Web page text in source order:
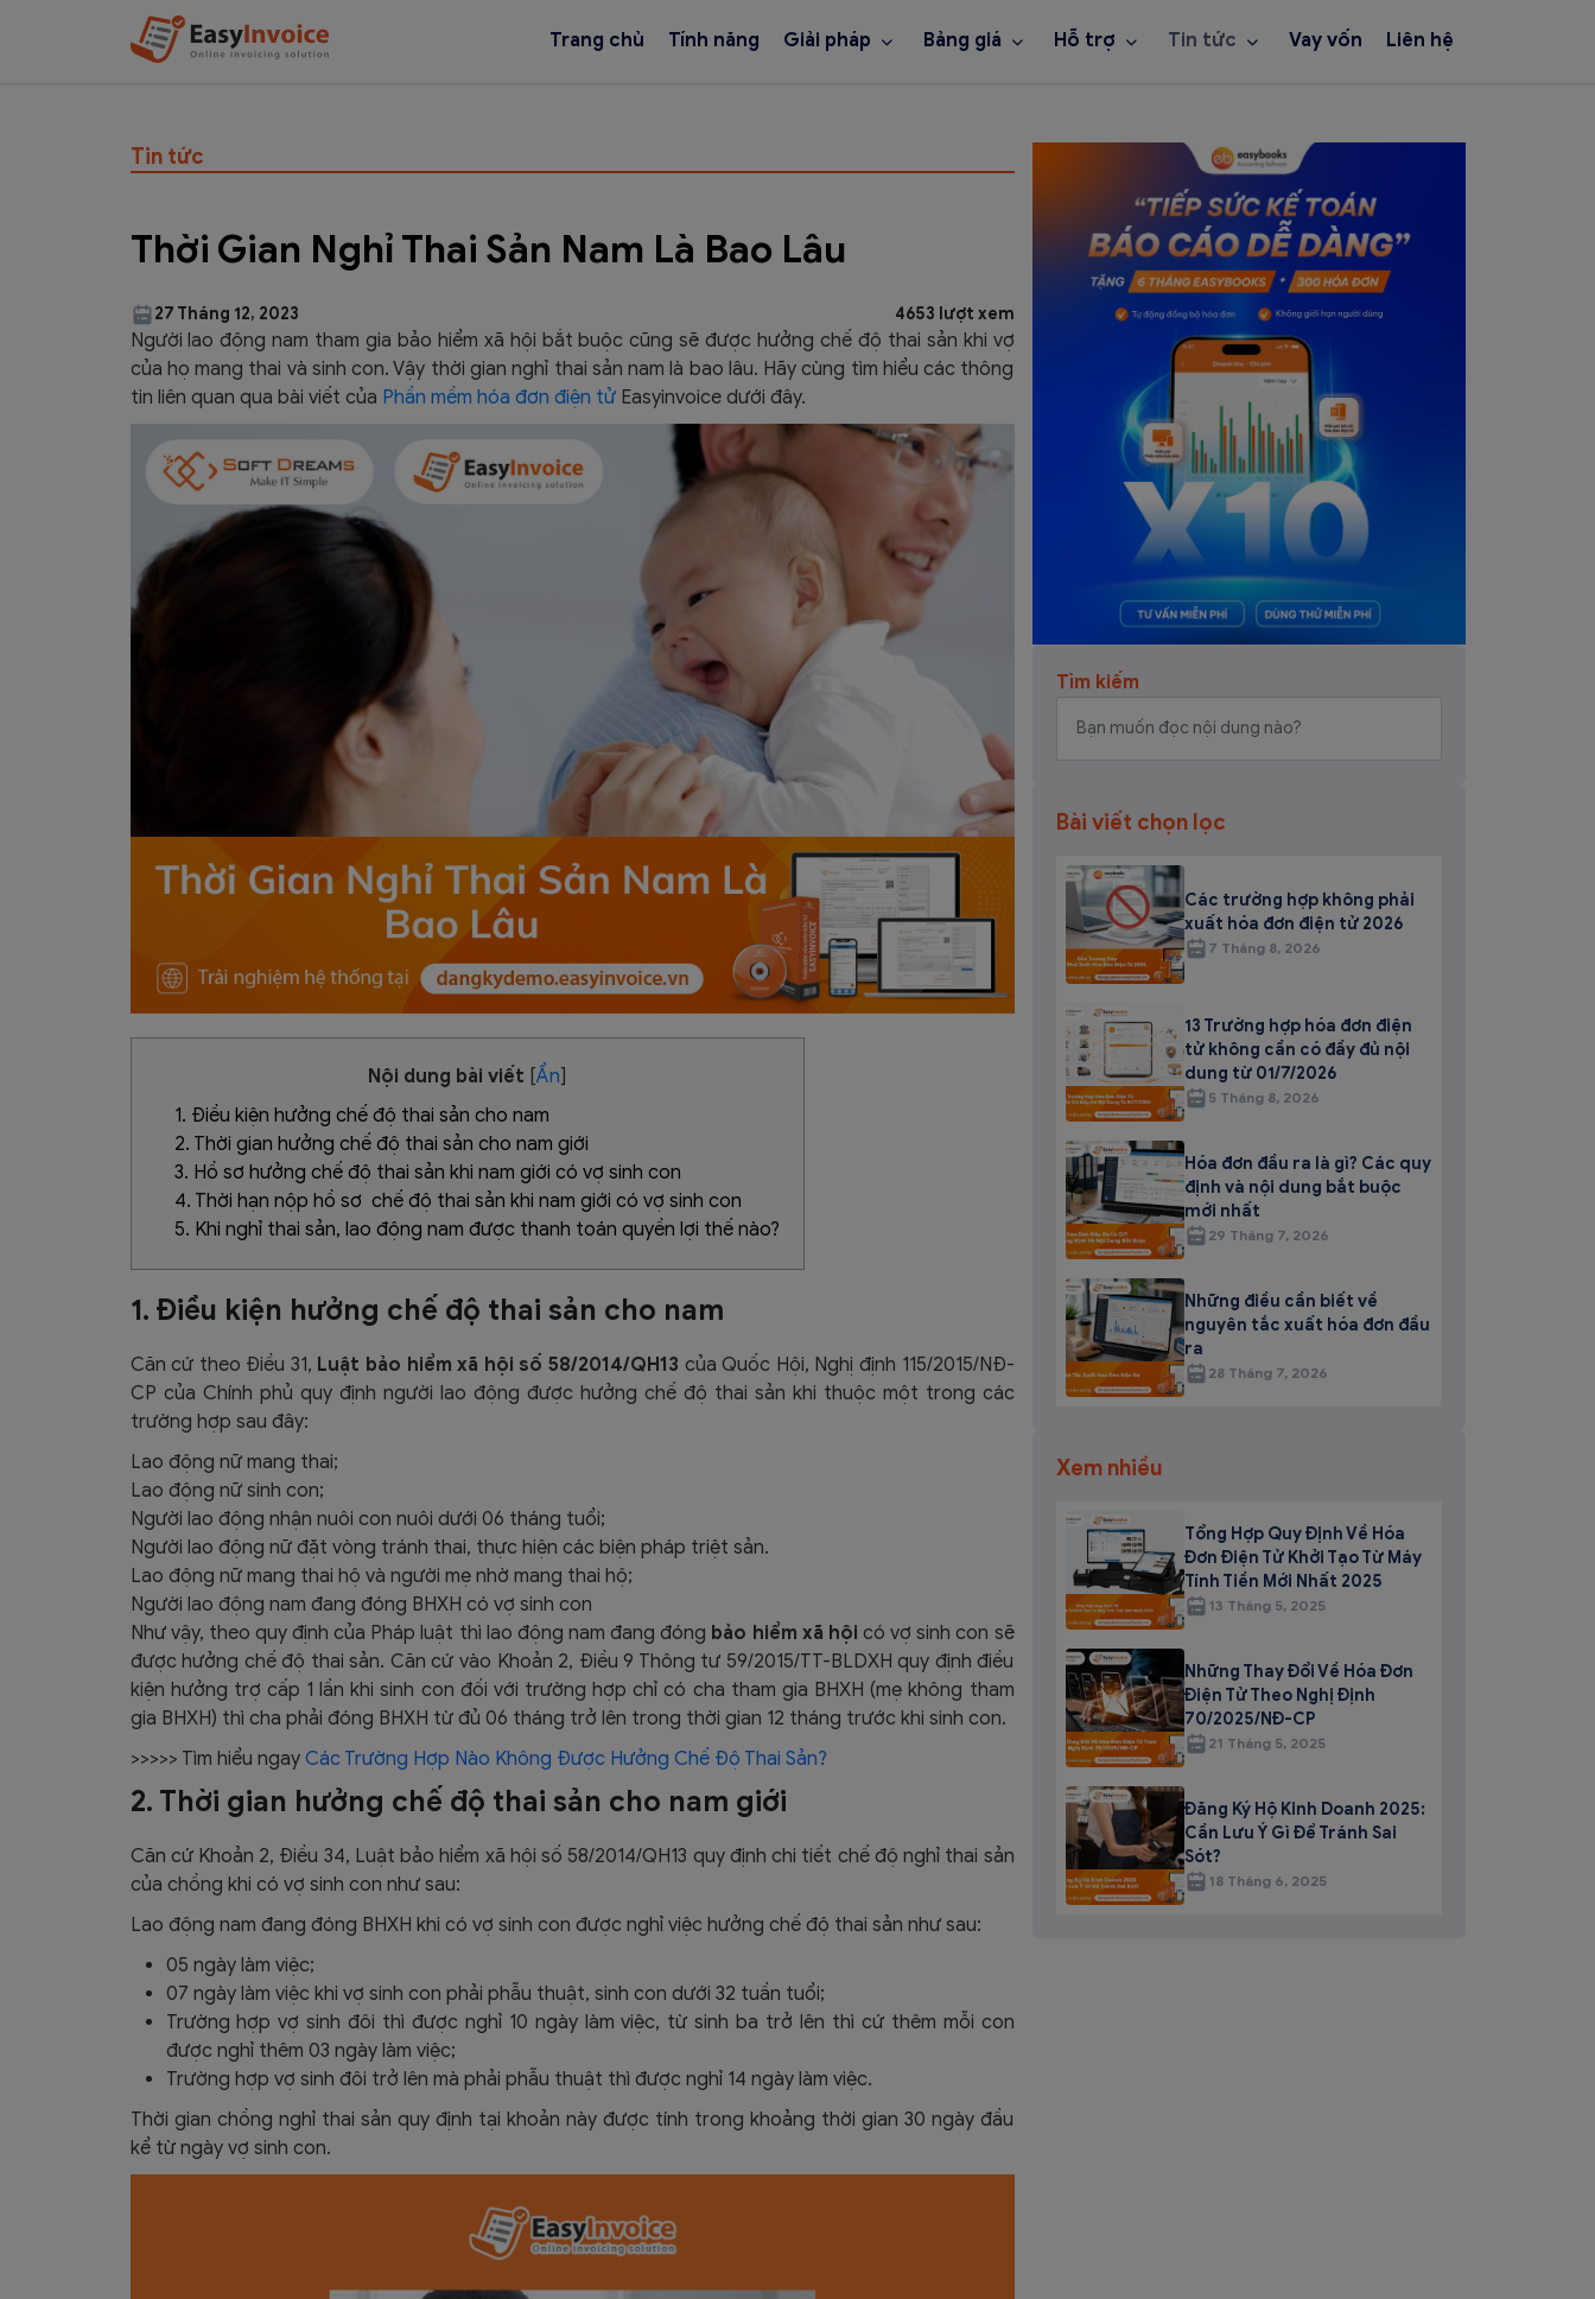
Trang chủ Tính năng Giải pháp Bảng giá Hỗ trợ Tin tức Vay vốn Liên hệ
Tin tức
Thời Gian Nghỉ Thai Sản Nam Là Bao Lâu
27 Tháng 12, 2023 4653 lượt xem
Ngườilao động nam tham gia bảo hiểm xã hội bắt buộc cũng sẽ được hưởng chế độ thai sản khi vợ
của họ mang thai và sinh con. Vậy thời gian nghỉ thai sản nam là bao lâu. Hãy cùng tìm hiểu các thông
tin liên quan qua bài viết của Phần mềm hóa đơn điện tửEasyinvoice dưới đây.
Nội dung bài viết [Ẩn]
1. Điều kiện hưởng chế độ thai sản cho nam
2. Thời gian hưởng chế độ thai sản cho nam giới
3. Hồ sơ hưởng chế độ thai sản khi nam giới có vợ sinh con
4. Thời hạn nộp hồ sơ chế độ thai sản khi nam giới có vợ sinh con
5. Khi nghỉ thai sản, lao động nam được thanh toán quyền lợi thế nào?
1. Điều kiện hưởng chế độ thai sản cho nam
Căn cứ theo Điều 31, Luật bảo hiểm xã hội số 58/2014/QH13 của Quốc Hội, Nghị định 115/2015/NĐ-
CP của Chính phủ quy định người lao động được hưởng chế độ thai sản khi thuộc một trong các
trường hợp sau đây:
Lao động nữ mang thai;
Lao động nữ sinh con;
Người lao động nhận nuôi con nuôi dưới 06 tháng tuổi;
Người lao động nữ đặt vòng tránh thai, thực hiện các biện pháp triệt sản.
Lao động nữ mang thai hộ và người mẹ nhờ mang thai hộ;
Người lao động nam đang đóng BHXH có vợ sinh con
Như vậy, theo quy định của Pháp luật thì lao động nam đang đóng bảo hiểm xã hội có vợ sinh con sẽ
được hưởng chế độ thai sản. Căn cứ vào Khoản 2, Điều 9 Thông tư 59/2015/TT-BLDXH quy định điều
kiện hưởng trợ cấp 1 lần khi sinh con đối với trường hợp chỉ có cha tham gia BHXH (mẹ không tham
gia BHXH) thì cha phải đóng BHXH từ đủ 06 tháng trở lên trong thời gian 12 tháng trước khi sinh con.
>>>>> Tìm hiểu ngay Các Trường Hợp Nào Không Được Hưởng Chế Độ Thai Sản?
2. Thời gian hưởng chế độ thai sản cho nam giới
Căn cứ Khoản 2, Điều 34, Luật bảo hiểm xã hội số 58/2014/QH13 quy định chi tiết chế độ nghỉ thai sản
của chồng khi có vợ sinh con như sau:
Lao động nam đang đóng BHXH khi có vợ sinh con được nghỉ việc hưởng chế độ thai sản như sau:
05 ngày làm việc;
07 ngày làm việc khi vợ sinh con phải phẫu thuật, sinh con dưới 32 tuần tuổi;
Trường hợp vợ sinh đôi thì được nghỉ 10 ngày làm việc, từ sinh ba trở lên thì cứ thêm mỗi con
được nghỉ thêm 03 ngày làm việc;
Trường hợp vợ sinh đôi trở lên mà phải phẫu thuật thì được nghỉ 14 ngày làm việc.
Thời gian chồng nghỉ thai sản quy định tại khoản này được tính trong khoảng thời gian 30 ngày đầu
kể từ ngày vợ sinh con.
Tìm kiếm
Bài viết chọn lọc
Các trường hợp không phải
xuất hóa đơn điện tử 2026
7 Tháng 8, 2026
13 Trường hợp hóa đơn điện
tử không cần có đầy đủ nội
dung từ 01/7/2026
5 Tháng 8, 2026
Hóa đơn đầu ra là gì? Các quy
định và nội dung bắt buộc
mới nhất
29 Tháng 7, 2026
Những điều cần biết về
nguyên tắc xuất hóa đơn đầu
ra
28 Tháng 7, 2026
Xem nhiều
Tổng Hợp Quy Định Về Hóa
Đơn Điện Tử Khởi Tạo Từ Máy
Tính Tiền Mới Nhất 2025
13 Tháng 5, 2025
Những Thay Đổi Về Hóa Đơn
Điện Tử Theo Nghị Định
70/2025/NĐ-CP
21 Tháng 5, 2025
Đăng Ký Hộ Kinh Doanh 2025:
Cần Lưu Ý Gì Để Tránh Sai
Sót?
18 Tháng 6, 2025